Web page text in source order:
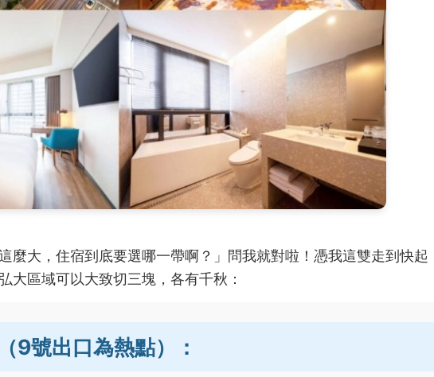
麼大，住宿到底要選哪一帶啊？」問我就對啦！憑我這雙走到快起
大區域可以大致切三塊，各有千秋：
9號出口為熱點）：